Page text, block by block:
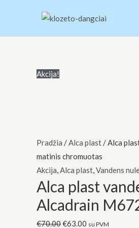
Akcija!
Pradžia /Alca plast / Alca
matinis chromuotas
Akcija,Alca plast,Vandens
Alca plast
Alcadrain
€70.00€63.00 su PVM
produkto
nuleidimo
mygtukas
Alcadrain
M672,
matinis
chromuotas